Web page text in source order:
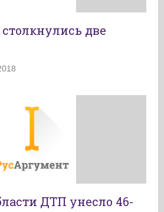
две
ДТП унесло 46-